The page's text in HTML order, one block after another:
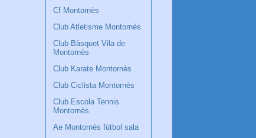
Cf Montornès
Club Atletisme Montornès
Club Bàsquet Vila de
Montornès
Club Karate Montornès
Club Ciclista Montornès
Club Escola Tennis
Montornès
Ae Montornès fútbol sala